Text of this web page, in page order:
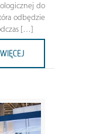
do
odbędzie
[…]
WIĘCEJ